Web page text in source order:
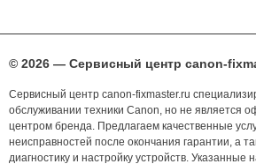
© 2026 — Сервисный центр canon-
Сервисный центр canon-fixmaster.ru
обслуживании техники Canon, но не является
центром бренда. Предлагаем качественные
неисправностей после окончания гарантии, а
диагностику и настройку устройств. Указанные